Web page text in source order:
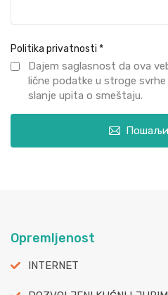
Politika privatnosti *
Dajem saglasnost da ova
lične podatke u stroge
slanje upita o smeštaju.
Пошаљи
Opremljenost
INTERNET